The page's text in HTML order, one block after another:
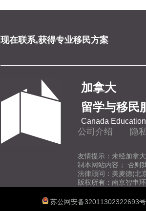
现在联系,获得专业移民方案
加拿大
留学与移民
Canada
公司介绍 隐
友情提示：未经加拿
制本网站内容； 否则
法律顾问：美麦德(北
版权所有：南京智申
苏公网安备32011302322693号